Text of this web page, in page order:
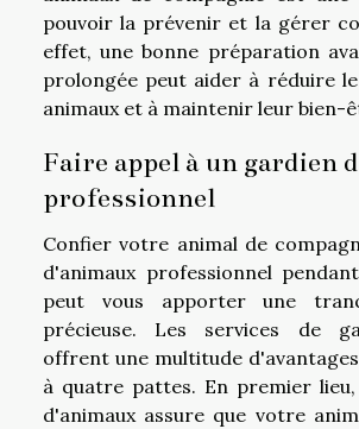
pouvoir la prévenir et la gérer
effet, une bonne préparation
prolongée peut aider à réduire
animaux et à maintenir leur bien-
Faire appel à un gardien
professionnel
Confier votre animal de
d'animaux professionnel
peut vous apporter une
précieuse. Les services de
offrent une multitude
à quatre pattes. En premier
d'animaux assure que votre